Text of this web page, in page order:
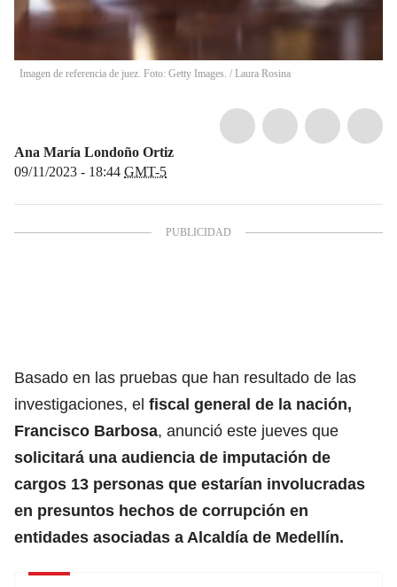
Imagen de referencia de juez. Foto: Getty Images. / Laura Rosina
Ana María Londoño Ortiz
09/11/2023 - 18:44 GMT-5
Basado en las pruebas que han resultado de las
investigaciones, el fiscal general de la nación,
Francisco Barbosa, anunció este jueves que
solicitará una audiencia de imputación de
cargos 13 personas que estarían involucradas
en presuntos hechos de corrupción en
entidades asociadas a Alcaldía de Medellín.